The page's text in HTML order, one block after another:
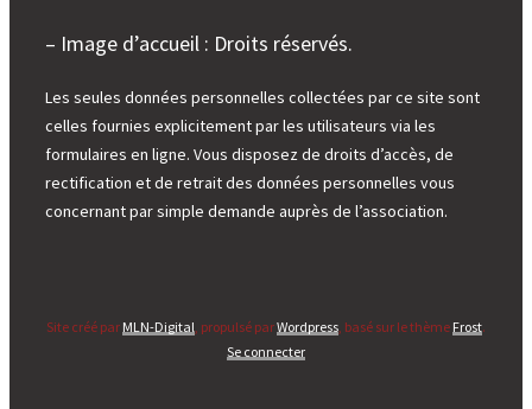
– Image d’accueil : Droits réservés.
Les seules données personnelles collectées par ce site sont
celles fournies explicitement par les utilisateurs via les
formulaires en ligne. Vous disposez de droits d’accès, de
rectification et de retrait des données personnelles vous
concernant par simple demande auprès de l’association.
Site créé par MLN-Digital , propulsé parWordpress , basé sur le thème Frost.
Se connecter